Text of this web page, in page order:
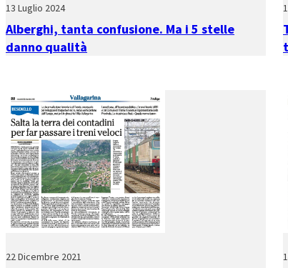
13 Luglio 2024
Alberghi, tanta confusione. Ma i 5 stelle
danno qualità
22 Dicembre 2021